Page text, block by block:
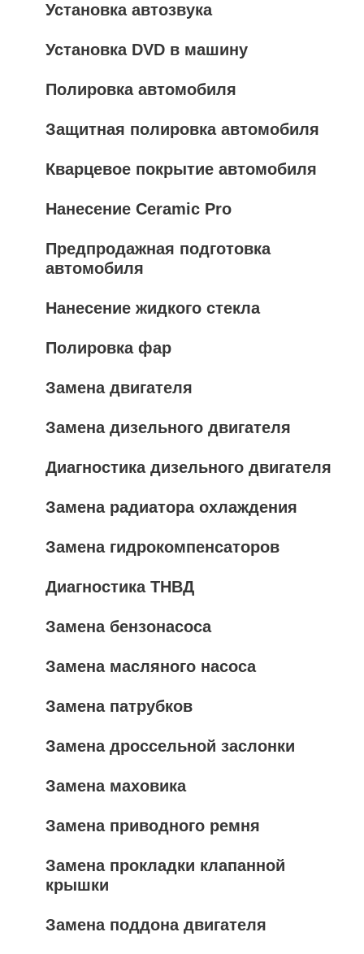
Установка автозвука
Установка DVD в машину
Полировка автомобиля
Защитная полировка автомобиля
Кварцевое покрытие автомобиля
Нанесение Ceramic Pro
Предпродажная подготовка
автомобиля
Нанесение жидкого стекла
Полировка фар
Замена двигателя
Замена дизельного двигателя
Диагностика дизельного двигателя
Замена радиатора охлаждения
Замена гидрокомпенсаторов
Диагностика ТНВД
Замена бензонасоса
Замена масляного насоса
Замена патрубков
Замена дроссельной заслонки
Замена маховика
Замена приводного ремня
Замена прокладки клапанной
крышки
Замена поддона двигателя